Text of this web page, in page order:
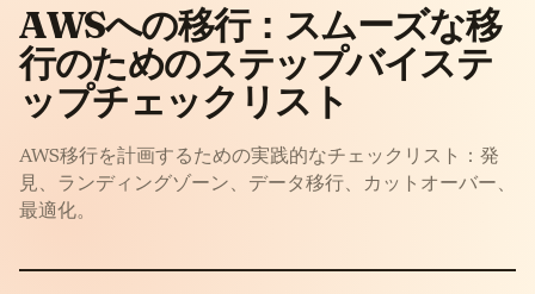
AWSへの移行：スムーズな移
行のためのステップバイステ
ップチェックリスト
AWS移行を計画するための実践的なチェックリスト：発
見、ランディングゾーン、データ移行、カットオーバー、
最適化。